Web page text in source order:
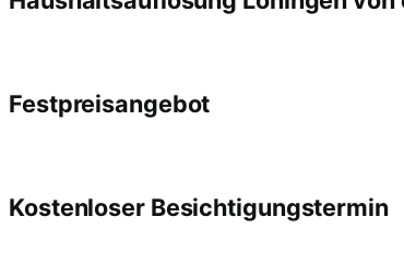
Festpreisangebot
Kostenloser Besichtigungstermin